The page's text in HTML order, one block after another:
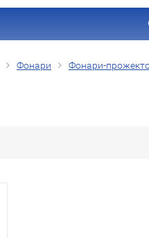
Фонари
Фонари-